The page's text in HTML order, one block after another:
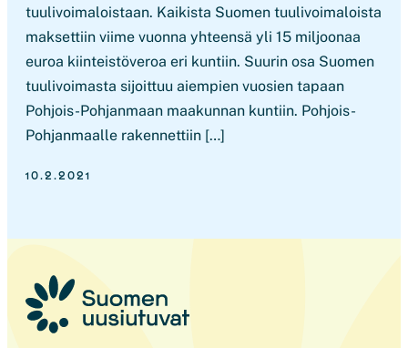
tuulivoimaloistaan. Kaikista Suomen tuulivoimaloista
maksettiin viime vuonna yhteensä yli 15 miljoonaa
euroa kiinteistöveroa eri kuntiin. Suurin osa Suomen
tuulivoimasta sijoittuu aiempien vuosien tapaan
Pohjois-Pohjanmaan maakunnan kuntiin. Pohjois-
Pohjanmaalle rakennettiin […]
10.2.2021